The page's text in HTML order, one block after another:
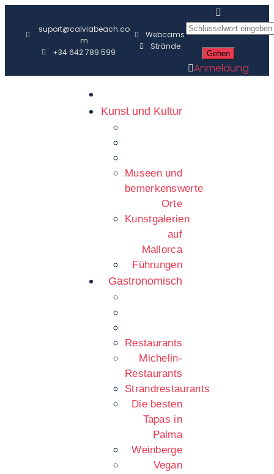
suport@calviabeach.co
m
+34 642 789 599
Webcams
Strände
Anmeldung
Kunst und Kultur
Museen und
bemerkenswerte
Orte
Kunstgalerien
auf
Mallorca
Führungen
Gastronomisch
Restaurants
Michelin-
Restaurants
Strandrestaurants
Die besten
Tapas in
Palma
Weinberge
Vegan